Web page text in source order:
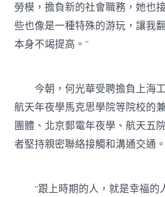
勞模，擔負新的社會職務，她也
些也像是一種特殊的游玩，讓我
本身不竭提高。”
今朝，何光華受聘擔負上海
航天年夜學馬克思學院等院校的
團體、北京郵電年夜學、航天五
者堅持親密聯絡接觸和溝通交通。
“跟上時期的人，就是幸福的